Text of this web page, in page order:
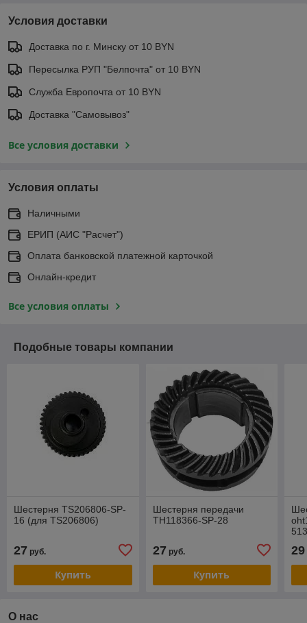
Условия доставки
Доставка по г. Минску от 10 BYN
Пересылка РУП "Белпочта" от 10 BYN
Служба Европочта от 10 BYN
Доставка "Самовывоз"
Все условия доставки
Условия оплаты
Наличными
ЕРИП (АИС "Расчет")
Оплата банковской платежной карточкой
Онлайн-кредит
Все условия оплаты
Подобные товары компании
Шестерня TS206806-SP-
16 (для TS206806)
27 руб.
Купить
Шестерня передачи
TH118366-SP-28
27 руб.
Купить
29
О нас